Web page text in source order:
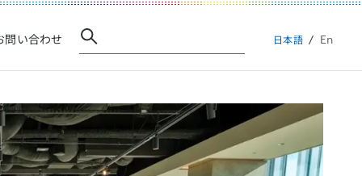
問い合わせ 日本語 En